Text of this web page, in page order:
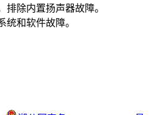
排除内置扬声器故障。
统和软件故障。